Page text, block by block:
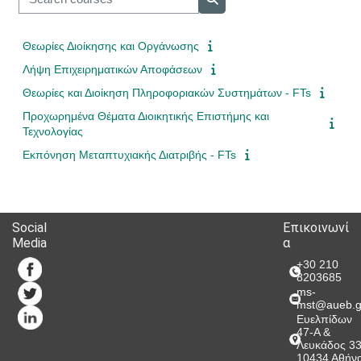
Search courses
Θεωρίες Διοίκησης και Οργάνωσης
Λήψη Επιχειρηματικών Αποφάσεων
Θεωρίες και Διοίκηση Πληροφοριακών Συστημάτων - FTs
Προχωρημένα Θέματα Διοικητικής Επιστήμης και
Τεχνολογίας
Εκπόνηση Μεταπτυχιακής Διατριβής - FTs
Social
Media
Επικοινωνί
α
+30 210
8203685
ms-
Ευελπίδων
47-A &
Λευκάδος 33
10434